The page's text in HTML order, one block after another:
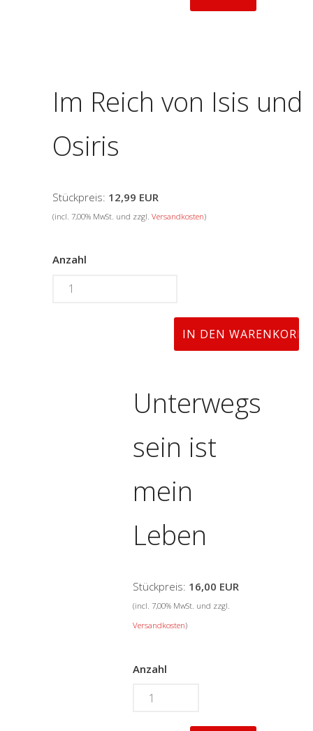
Im Reich von Isis und
Osiris
Stückpreis: 12,99 EUR
(incl. 7,00% MwSt. und zzgl. Versandkosten)
Anzahl
Unterwegs
sein ist
mein
Leben
Stückpreis: 16,00 EUR
(incl. 7,00% MwSt. und zzgl.
Versandkosten)
Anzahl